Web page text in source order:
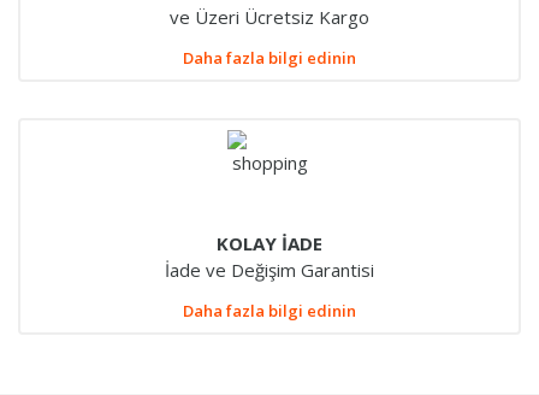
ve Üzeri Ücretsiz Kargo
Daha fazla bilgi edinin
KOLAY İADE
İade ve Değişim Garantisi
Daha fazla bilgi edinin